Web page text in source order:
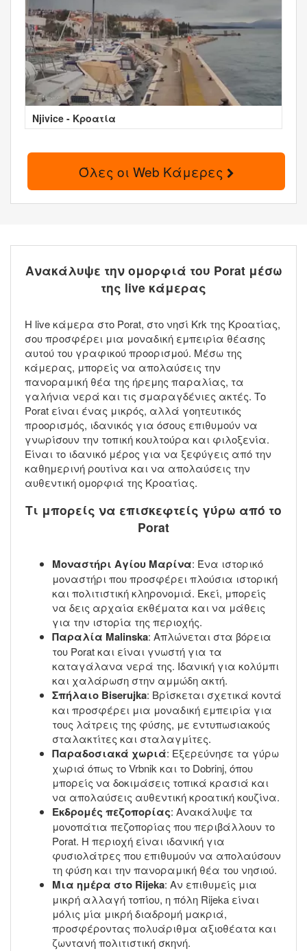
Njivice - Κροατία
Όλες οι Web Κάμερες
Ανακάλυψε την ομορφιά του Porat μέσω
της live κάμερας
Η live κάμερα στο Porat, στο νησί Krk της Κροατίας,
σου προσφέρει μια μοναδική εμπειρία θέασης
αυτού του γραφικού προορισμού. Μέσω της
κάμερας, μπορείς να απολαύσεις την
πανοραμική θέα της ήρεμης παραλίας, τα
γαλήνια νερά και τις σμαραγδένιες ακτές. Το
Porat είναι ένας μικρός, αλλά γοητευτικός
προορισμός, ιδανικός για όσους επιθυμούν να
γνωρίσουν την τοπική κουλτούρα και φιλοξενία.
Είναι το ιδανικό μέρος για να ξεφύγεις από την
καθημερινή ρουτίνα και να απολαύσεις την
αυθεντική ομορφιά της Κροατίας.
Τι μπορείς να επισκεφτείς γύρω από το
Porat
Μοναστήρι Αγίου Μαρίνα: Ένα ιστορικό
μοναστήρι που προσφέρει πλούσια ιστορική
και πολιτιστική κληρονομιά. Εκεί, μπορείς
να δεις αρχαία εκθέματα και να μάθεις
για την ιστορία της περιοχής.
Παραλία Malinska: Απλώνεται στα βόρεια
του Porat και είναι γνωστή για τα
καταγάλανα νερά της. Ιδανική για κολύμπι
και χαλάρωση στην αμμώδη ακτή.
Σπήλαιο Biserujka: Βρίσκεται σχετικά κοντά
και προσφέρει μια μοναδική εμπειρία για
τους λάτρεις της φύσης, με εντυπωσιακούς
σταλακτίτες και σταλαγμίτες.
Παραδοσιακά χωριά: Εξερεύνησε τα γύρω
χωριά όπως το Vrbnik και το Dobrinj, όπου
μπορείς να δοκιμάσεις τοπικά κρασιά και
να απολαύσεις αυθεντική κροατική κουζίνα.
Εκδρομές πεζοπορίας: Ανακάλυψε τα
μονοπάτια πεζοπορίας που περιβάλλουν το
Porat. Η περιοχή είναι ιδανική για
φυσιολάτρες που επιθυμούν να απολαύσουν
τη φύση και την πανοραμική θέα του νησιού.
Μια ημέρα στο Rijeka: Αν επιθυμείς μια
μικρή αλλαγή τοπίου, η πόλη Rijeka είναι
μόλις μία μικρή διαδρομή μακριά,
προσφέροντας πολυάριθμα αξιοθέατα και
ζωντανή πολιτιστική σκηνή.